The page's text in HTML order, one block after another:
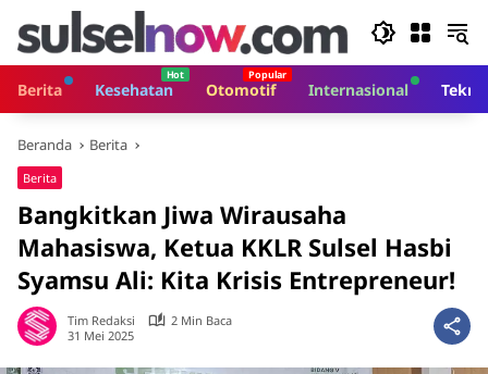
Langsung
konten
Berita
Kesehatan Otomotif Internasional
Beranda Berita
Berita
Bangkitkan Jiwa Wirausaha
Mahasiswa, Ketua KKLR Sulsel Hasbi
Syamsu Ali: Kita Krisis Entrepreneur!
Tim Redaksi
2 Min Baca
31 Mei 2025